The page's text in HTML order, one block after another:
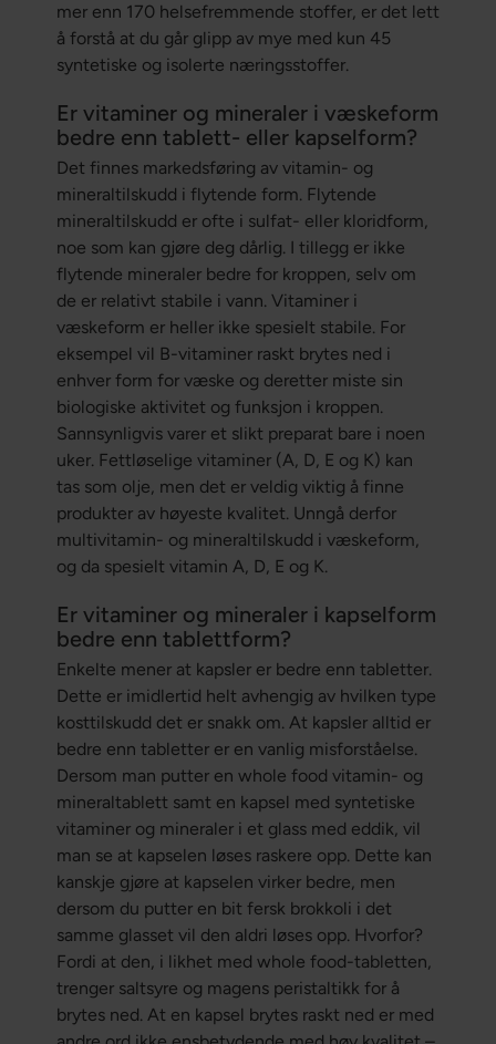
mer enn 170 helsefremmende stoffer, er det lett
å forstå at du går glipp av mye med kun 45
syntetiske og isolerte næringsstoffer.
Er vitaminer og mineraler i væskeform
bedre enn tablett- eller kapselform?
Det finnes markedsføring av vitamin- og
mineraltilskudd i flytende form. Flytende
mineraltilskudd er ofte i sulfat- eller kloridform,
noe som kan gjøre deg dårlig. I tillegg er ikke
flytende mineraler bedre for kroppen, selv om
de er relativt stabile i vann. Vitaminer i
væskeform er heller ikke spesielt stabile. For
eksempel vil B-vitaminer raskt brytes ned i
enhver form for væske og deretter miste sin
biologiske aktivitet og funksjon i kroppen.
Sannsynligvis varer et slikt preparat bare i noen
uker. Fettløselige vitaminer (A, D, E og K) kan
tas som olje, men det er veldig viktig å finne
produkter av høyeste kvalitet. Unngå derfor
multivitamin- og mineraltilskudd i væskeform,
og da spesielt vitamin A, D, E og K.
Er vitaminer og mineraler i kapselform
bedre enn tablettform?
Enkelte mener at kapsler er bedre enn tabletter.
Dette er imidlertid helt avhengig av hvilken type
kosttilskudd det er snakk om. At kapsler alltid er
bedre enn tabletter er en vanlig misforståelse.
Dersom man putter en whole food vitamin- og
mineraltablett samt en kapsel med syntetiske
vitaminer og mineraler i et glass med eddik, vil
man se at kapselen løses raskere opp. Dette kan
kanskje gjøre at kapselen virker bedre, men
dersom du putter en bit fersk brokkoli i det
samme glasset vil den aldri løses opp. Hvorfor?
Fordi at den, i likhet med whole food-tabletten,
trenger saltsyre og magens peristaltikk for å
brytes ned. At en kapsel brytes raskt ned er med